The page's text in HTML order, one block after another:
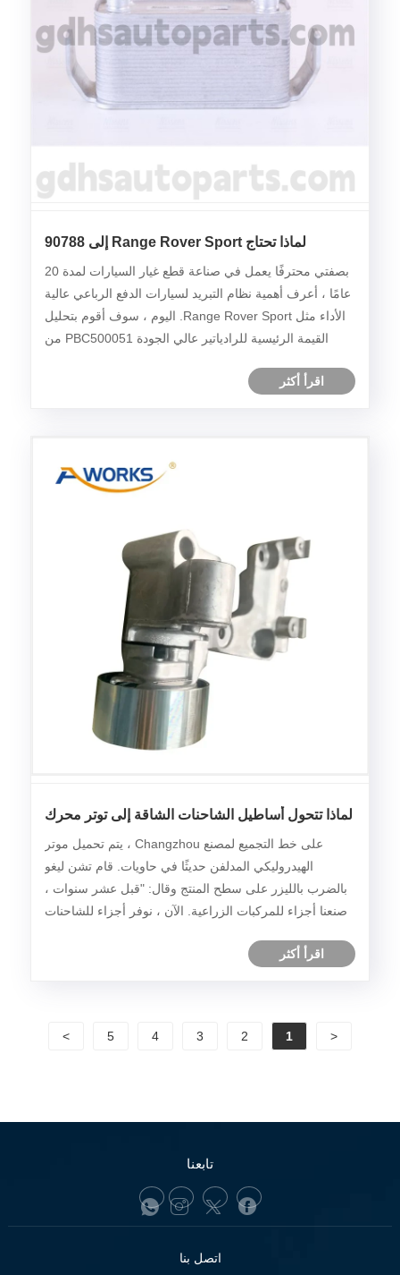
لماذا تحتاج Range Rover Sport إلى 90788
بصفتي محترفًا يعمل في صناعة قطع غيار السيارات لمدة 20
عامًا ، أعرف أهمية نظام التبريد لسيارات الدفع الرباعي عالية
الأداء مثل Range Rover Sport. اليوم ، سوف أقوم بتحليل
القيمة الرئيسية للرادياتير عالي الجودة PBC500051 من
اقرأ أكثر
لماذا تتحول أساطيل الشاحنات الشاقة إلى توتر محرك
على خط التجميع لمصنع Changzhou ، يتم تحميل موتر
الهيدروليكي المدلفن حديثًا في حاويات. قام تشن ليغو
بالضرب بالليزر على سطح المنتج وقال: "قبل عشر سنوات ،
صنعنا أجزاء للمركبات الزراعية. الآن ، نوفر أجزاء للشاحنات
في المستقبل ، سيتم تثبيت هؤلاء المو......
اقرأ أكثر
<
1
2
3
4
5
>
تابعنا
اتصل بنا